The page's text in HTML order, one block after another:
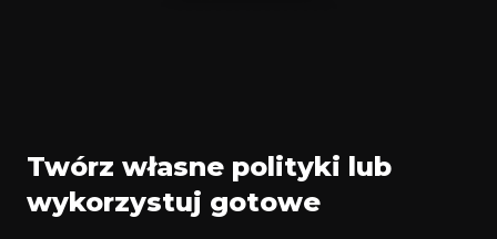
Twórz własne polityki lub
wykorzystuj gotowe